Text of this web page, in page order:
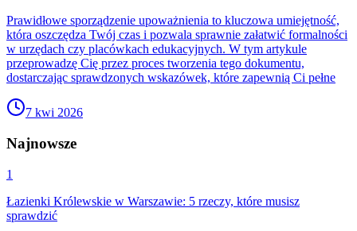
Prawidłowe sporządzenie upoważnienia to kluczowa umiejętność,
która oszczędza Twój czas i pozwala sprawnie załatwić formalności
w urzędach czy placówkach edukacyjnych. W tym artykule
przeprowadzę Cię przez proces tworzenia tego dokumentu,
dostarczając sprawdzonych wskazówek, które zapewnią Ci pełne
7 kwi 2026
Najnowsze
1
Łazienki Królewskie w Warszawie: 5 rzeczy, które musisz
sprawdzić